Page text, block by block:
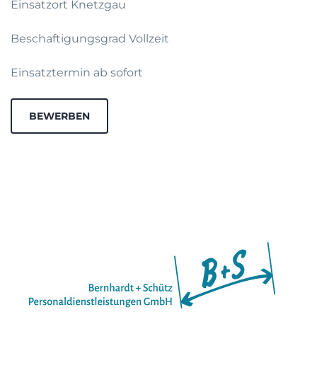
Einsatzort Knetzgau
Beschaftigungsgrad Vollzeit
Einsatztermin ab sofort
BEWERBEN